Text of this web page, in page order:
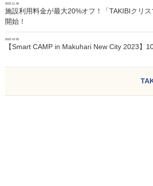
2023.11.30
施設利用料金が最大20%オフ！「TAKIBIクリス
開始！
2023.10.05
【Smart CAMP in Makuhari New City 2023】